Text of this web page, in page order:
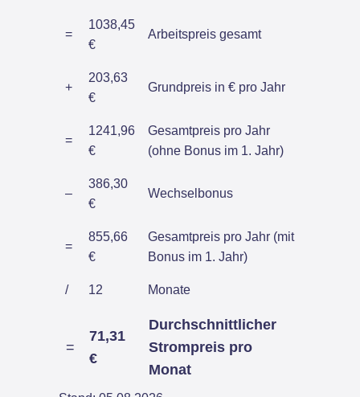
=
1038,45
€
Arbeitspreis gesamt
+
203,63
€
Grundpreis in € pro Jahr
=
1241,96
€
Gesamtpreis pro Jahr
(ohne Bonus im 1. Jahr)
–
386,30
€
Wechselbonus
=
855,66
€
Gesamtpreis pro Jahr (mit
Bonus im 1. Jahr)
/ 12 Monate
=
71,31
€
Durchschnittlicher
Strompreis pro
Monat